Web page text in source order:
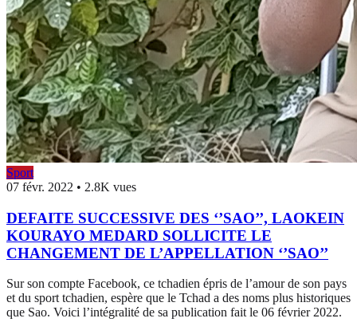
Sport
07 févr. 2022 • 2.8K vues
DEFAITE SUCCESSIVE DES ‘’SAO’’, LAOKEIN
KOURAYO MEDARD SOLLICITE LE
CHANGEMENT DE L’APPELLATION ‘’SAO’’
Sur son compte Facebook, ce tchadien épris de l’amour de son pays
et du sport tchadien, espère que le Tchad a des noms plus historiques
que Sao. Voici l’intégralité de sa publication fait le 06 février 2022.